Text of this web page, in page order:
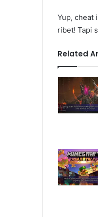
Yup, cheat
ribet! Tapi
Related